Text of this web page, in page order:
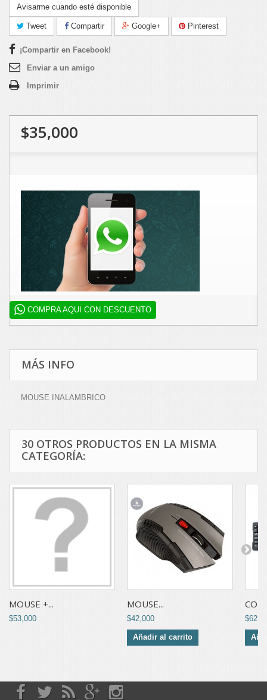
Avisarme cuando esté disponible
Tweet Compartir Google+ Pinterest
¡Compartir en Facebook!
Enviar a un amigo
Imprimir
$35,000
COMPRA AQUI CON DESCUENTO
MÁS INFO
MOUSE INALAMBRICO
30 OTROS PRODUCTOS EN LA MISMA
CATEGORÍA:
MOUSE +...
$53,000
MOUSE...
$42,000
Añadir al carrito